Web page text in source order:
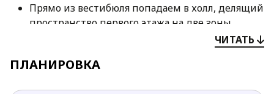
Прямо из вестибюля попадаем в холл, делящий
пространство первого этажа на две зоны.
Справа находится роскошная гостиная,
соединенная с обеденной зоной. Кухню можно
отделить перегородкой от гостиной.
ЧИТАТЬ
ПЛАНИРОВКА